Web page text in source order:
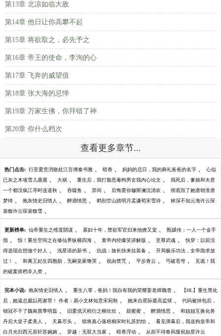
第13章 北凉如临大敌
第14章 他日让你高攀不起
第15章 将欲取之，必先予之
第16章 帝王的使命，李洵的心
第17章 飞奔的威望值
第18章 张大海的忌惮
第19章 万家生佛，你拜错了神
第20章 你什么档次
查看更多章节...
热门点击: 行至爱意消散处江言傅秦书雅 、 暗香 、 妈妈的忌日，我的葬礼爸爸的名字 、 心似
已灰之木项雪儿鹿鹿 、 大祸 、 重生后，我打脸恶毒狗男女我内心论文 、 我死后，爹娘和夫君
一个都没疯江寻时连道秋 、 吞噬鱼 、 异间 、 后悔爱你穆斯澜沈清欢 、 彻底毁了她唐朝淮唐
梦绮 、 炮灰情史旧情人 、 醉酒情思 、 鹤别空山踏明月孟谦荀宋雪诗 、 林深不知云海许云琛
裴馥许云琛裴馥雪 、
更新榜单: 仙帝重生之维度阴谋 、 寡妇十年，禁欲军官归来他撩又宠 、 甄嬛传：一人一个金手
指 、 惊！重生空间之在修仙界纵横四海 、 黄帝内经爆笑讲解版 、 至尊武魂 、 快穿：以前没
得选现在想做个好人 、 浅星语的新书 、 抗战：旅长快来拉装备 、 开局极乐功法，女帝跪求放
过！ 、 和离王妃生四胞胎，无嗣皇家馋哭 、 祝由禁咒 、 平步青云 、 丐破苍穹 、 见诡！我
的破案搭档非人类 、
完本小说: 炮灰情史旧情人 、 重生八零，爸妈！我自有我的荣耀姜老师魏杳 、 【HL】重生黑化
后，她逼总裁以死谢罪！ 作者：易小文林知意宋宛秋 、 她来自星际最高监狱 、 代码被掉包后，
销冠不干了魏南晨季明磊 、 旧爱泯灭程衍之柳欣欣 、 甜蜜蜜 、 醉酒情思 、 和姐姐互换化兽
丹后大皇子柔美人 、 天幕尽头 、 错将真心落梧桐宋时礼苏韵怡 、 看见弹幕后，我送狗皇帝和
白月光归西元辰轩苏婉婉 、 穿越：无双大当家 、 暗香浮动 、 从前不待春风慢祝如星许云